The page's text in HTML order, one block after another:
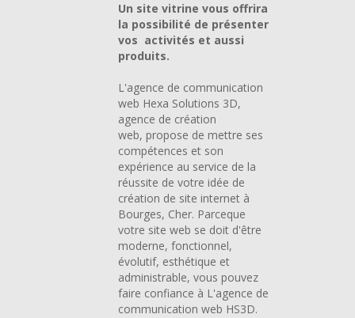
Un site vitrine vous offrira
la possibilité de présenter
vos activités et aussi
produits.
L'agence de communication
web Hexa Solutions 3D,
agence de création
web, propose de mettre ses
compétences et son
expérience au service de la
réussite de votre idée de
création de site internet à
Bourges, Cher. Parceque
votre site web se doit d'être
moderne, fonctionnel,
évolutif, esthétique et
administrable, vous pouvez
faire confiance à L'agence de
communication web HS3D.